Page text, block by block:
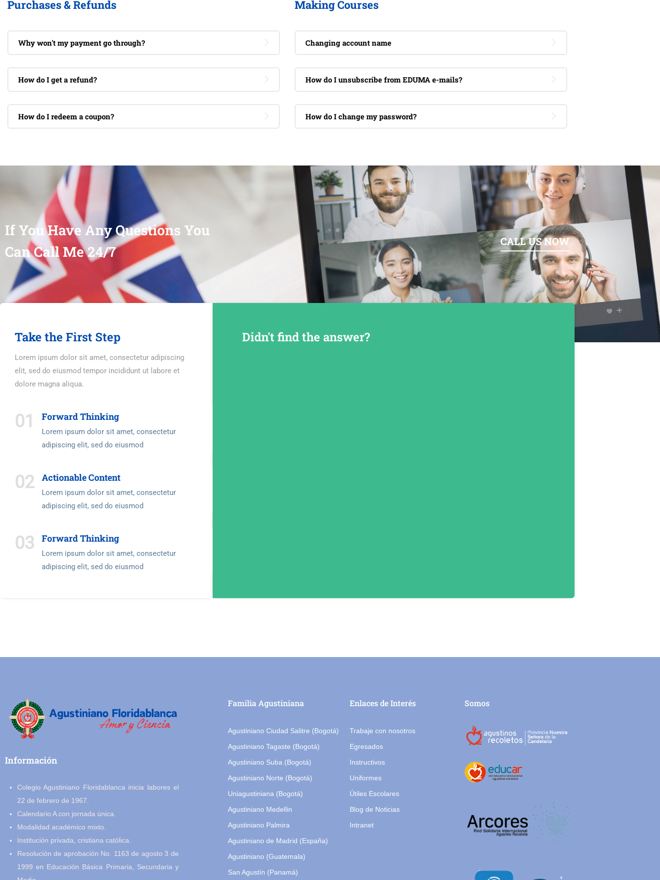
Purchases & Refunds
Why won't my payment go through?
How do I get a refund?
How do I redeem a coupon?
Making Courses
Changing account name
How do I unsubscribe from EDUMA e-mails?
How do I change my password?
If You Have Any Questions You
Can Call Me 24/7
CALL US NOW
Take the First Step
Lorem ipsum dolor sit amet, consectetur adipiscing
elit, sed do eiusmod tempor incididunt ut labore et
dolore magna aliqua.
01 Forward Thinking
Lorem ipsum dolor sit amet, consectetur
adipiscing elit, sed do eiusmod
02 Actionable Content
Lorem ipsum dolor sit amet, consectetur
adipiscing elit, sed do eiusmod
03 Forward Thinking
Lorem ipsum dolor sit amet, consectetur
adipiscing elit, sed do eiusmod
Didn't find the answer?
Información
Colegio Agustiniano Floridablanca inicia labores el
22 de febrero de 1967.
Calendario A con jornada única.
Modalidad académico mixto.
Institución privada, cristiana católica.
Resolución de aprobación No. 1163 de agosto 3 de
1999 en Educación Básica Primaria, Secundaria y
Familia Agustiniana
Agustiniano Ciudad Salitre (Bogotá)
Agustiniano Tagaste (Bogotá)
Agustiniano Suba (Bogotá)
Agustiniano Norte (Bogotá)
Uniagustiniana (Bogotá)
Agustiniano Medellin
Agustiniano Palmira
Agustiniano de Madrid (España)
Agustiniano (Guatemala)
San Agustín (Panamá)
Enlaces de Interés
Trabaje con nosotros
Egresados
Instructivos
Uniformes
Útiles Escolares
Blog de Noticias
Intranet
Somos